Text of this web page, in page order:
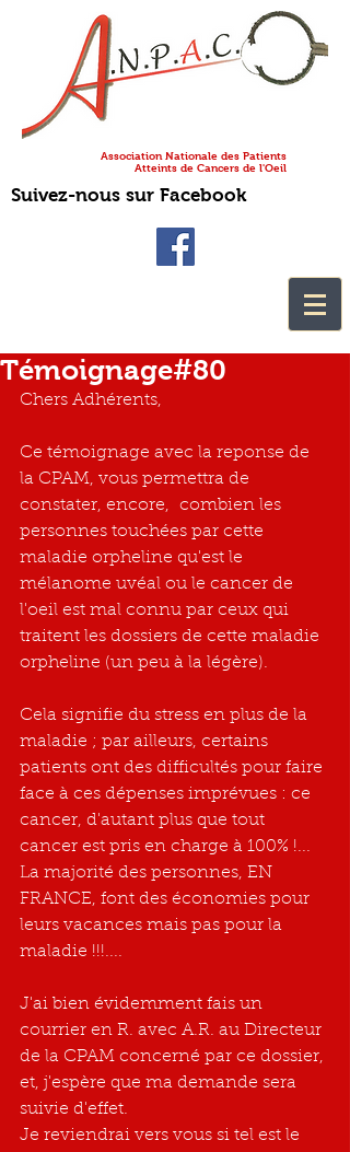
Association Nationale des Patients
Atteints de Cancers de l'Oeil
Suivez-nous sur Facebook
Témoignage#80
Chers Adhérents,
Ce témoignage avec la reponse de
la CPAM, vous permettra de
constater, encore,  combien les
personnes touchées par cette
maladie orpheline qu'est le
mélanome uvéal ou le cancer de
l'oeil est mal connu par ceux qui
traitent les dossiers de cette maladie
orpheline (un peu à la légère).
Cela signifie du stress en plus de la
maladie ; par ailleurs, certains
patients ont des difficultés pour faire
face à ces dépenses imprévues : ce
cancer, d'autant plus que tout
cancer est pris en charge à 100% !...
La majorité des personnes, EN
FRANCE, font des économies pour
leurs vacances mais pas pour la
maladie !!!....
J'ai bien évidemment fais un
courrier en R. avec A.R. au Directeur
de la CPAM concerné par ce dossier,
et, j'espère que ma demande sera
suivie d'effet.
Je reviendrai vers vous si tel est le